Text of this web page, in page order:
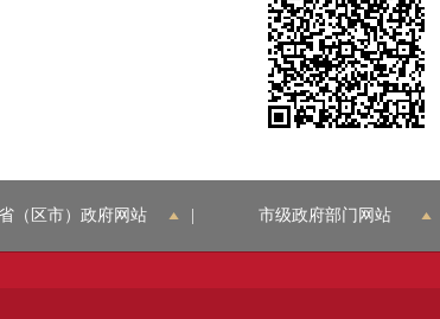
（区市）政府网站 市级政府部门网站